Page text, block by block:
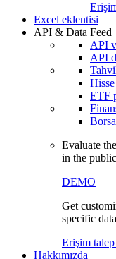
Excel eklentisi
API & Data Feed
API
API
ETF
Evaluate
in the
DEMO
Get
specific
Erişim
Hakkımızda